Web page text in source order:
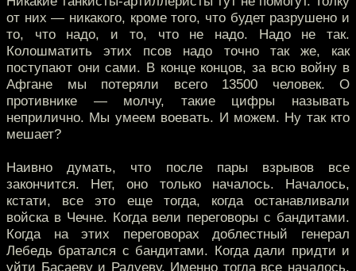
от них — никакого, кроме того, что будет разрушено и
то, что надо, и то, что не надо. Надо не так.
Колошматить этих псов надо точно так же, как
поступают они сами. В конце концов, за всю войну в
Афгане мы потеряли всего 13500 человек. О
противнике — молчу, такие цифры называть
неприлично. Мы умеем воевать. И можем. Ну так кто
мешает?
Наивно думать, что после пары взрывов все
закончится. Нет, оно только началось. Началось,
кстати, все это еще тогда, когда останавливали
войска в Чечне. Когда вели переговоры с бандитами.
Когда на этих переговорах доблестный генерал
Лебедь братался с бандитами. Когда дали придти и
уйти Басаеву и Радуеву. Именно тогда все началось,